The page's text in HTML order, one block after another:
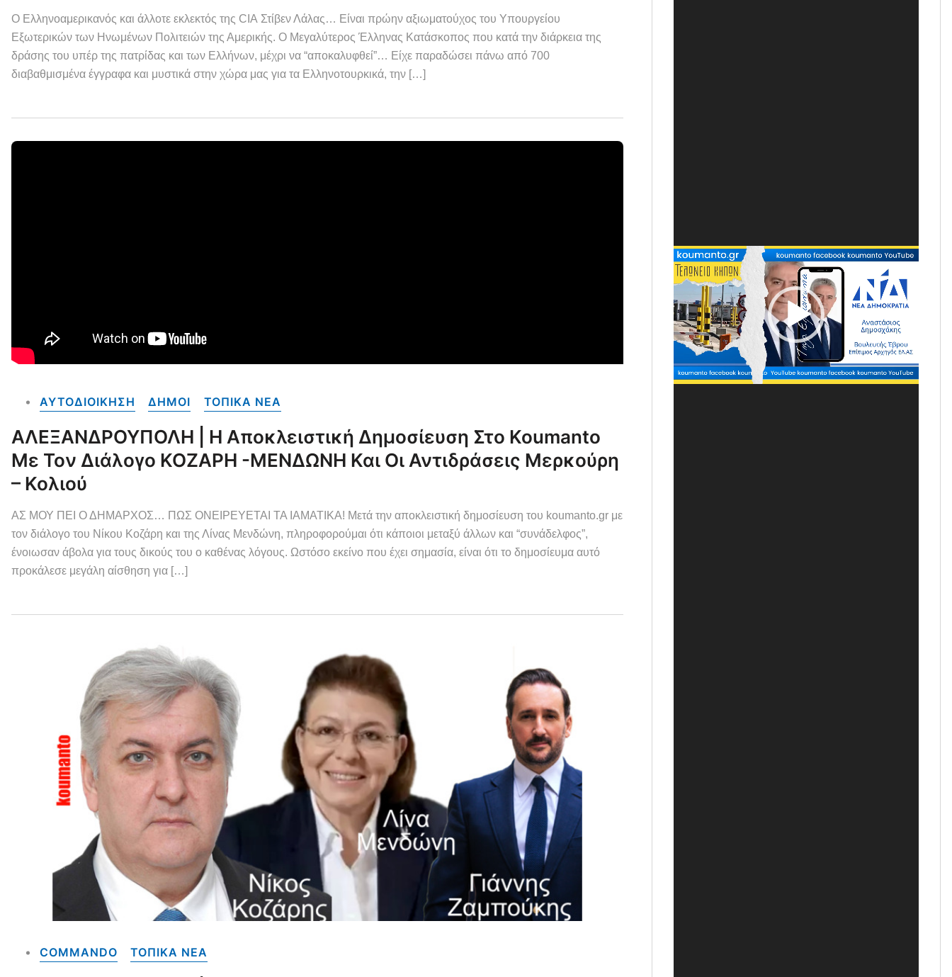
Ο Ελληνοαμερικανός και άλλοτε εκλεκτός της CIA Στίβεν Λάλας… Είναι πρώην αξιωματούχος του Υπουργείου
Εξωτερικών των Ηνωμένων Πολιτειών της Αμερικής. Ο Μεγαλύτερος Έλληνας Κατάσκοπος που κατά την διάρκεια της
δράσης του υπέρ της πατρίδας και των Ελλήνων, μέχρι να “αποκαλυφθεί”… Είχε παραδώσει πάνω από 700
διαβαθμισμένα έγγραφα και μυστικά στην χώρα μας για τα Ελληνοτουρκικά, την […]
ΑΥΤΟΔΙΟΙΚΗΣΗ ΔΗΜΟΙ ΤΟΠΙΚΑ NEA
ΑΛΕΞΑΝΔΡΟΥΠΟΛΗ | Η Αποκλειστική Δημοσίευση Στο Koumanto
Με Τον Διάλογο ΚΟΖΑΡΗ -ΜΕΝΔΩΝΗ Και Οι Αντιδράσεις Μερκούρη
– Κολιού
ΑΣ ΜΟΥ ΠΕΙ Ο ΔΗΜΑΡΧΟΣ… ΠΩΣ ΟΝΕΙΡΕΥΕΤΑΙ ΤΑ ΙΑΜΑΤΙΚΑ! Μετά την αποκλειστική δημοσίευση του koumanto.gr με
τον διάλογο του Νίκου Κοζάρη και της Λίνας Μενδώνη, πληροφορούμαι ότι κάποιοι μεταξύ άλλων και “συνάδελφος”,
ένοιωσαν άβολα για τους δικούς του ο καθένας λόγους. Ωστόσο εκείνο που έχει σημασία, είναι ότι το δημοσίευμα αυτό
προκάλεσε μεγάλη αίσθηση για […]
COMMANDO ΤΟΠΙΚΑ NEA